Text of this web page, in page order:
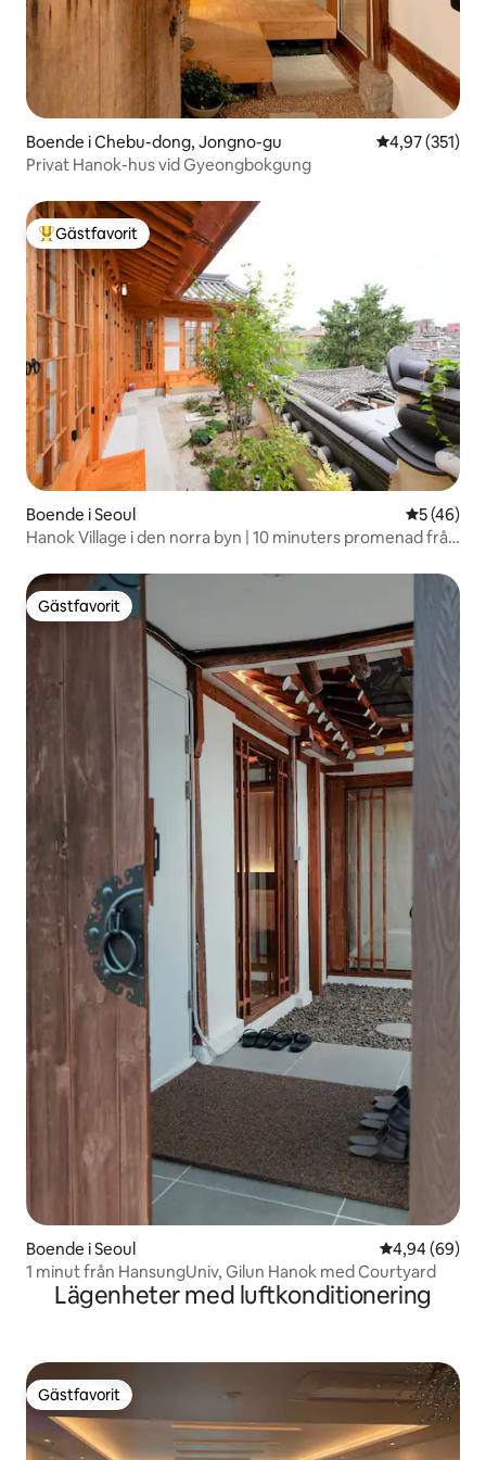
Boende i Chebu-dong, Jongno-gu 4,97 av 5 i
4,97 (351)
Privat Hanok-hus vid Gyeongbokgung
Populär gästfavorit
Gästfavorit
Boende i Seoul 5 av 5 i
5 (46)
Hanok Village i den norra byn | 10 minuters promenad från
Gästfavorit
Gästfavorit
Boende i Seoul 4,94 av 5 i
4,94 (69)
1 minut från HansungUniv, Gilun Hanok med Courtyard
Lägenheter med luftkonditionering
Gästfavorit
Gästfavorit